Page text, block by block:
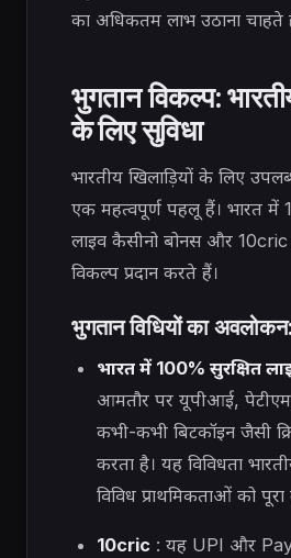
का अधिकतम लाभ उठाना चाहते
भुगतान विकल्प:
के लिए सुविधा
भारतीय खिलाड़ियों के लिए
एक महत्वपूर्ण पहलू हैं। भारत में
लाइव कैसीनो बोनस और 10cric
विकल्प प्रदान करते हैं।
भुगतान विधियों का अवलोकन:
भारत में 100% सुरक्षित
आमतौर पर यूपीआई,
कभी-कभी बिटकॉइन जैसी
करता है। यह विविधता
विविध प्राथमिकताओं को
10cric: यह UPI और